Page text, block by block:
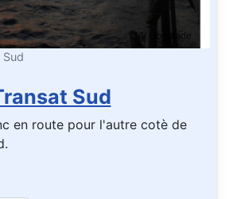
Sud
Sud
en route pour l'autre cotè de